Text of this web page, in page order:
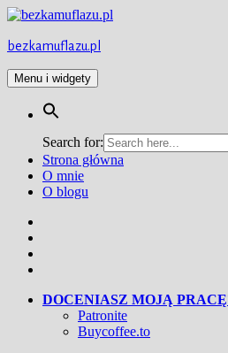
Przejdź
treści
bezkamuflazu.pl
Menu i widgety
Search for:
Strona główna
O mnie
O blogu
DOCENIASZ MOJĄ
Patronite
Buycoffee.to